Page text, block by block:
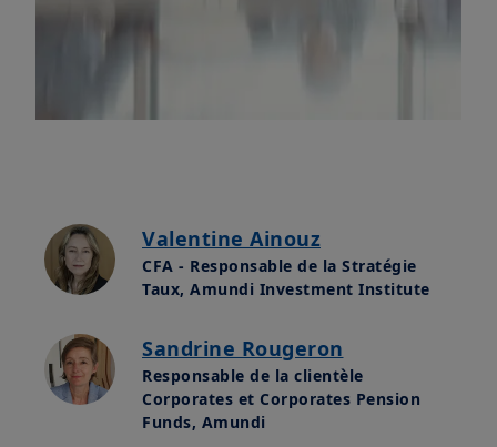
Valentine Ainouz
CFA - Responsable de la Stratégie
Taux, Amundi Investment Institute
Sandrine Rougeron
Responsable de la clientèle
Corporates et Corporates Pension
Funds, Amundi